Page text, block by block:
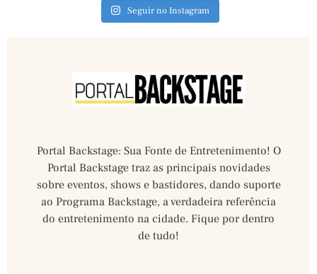
Seguir no Instagram
Portal Backstage: Sua Fonte de Entretenimento! O
Portal Backstage traz as principais novidades
sobre eventos, shows e bastidores, dando suporte
ao Programa Backstage, a verdadeira referência
do entretenimento na cidade. Fique por dentro
de tudo!